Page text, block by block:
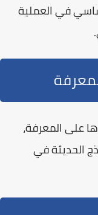
في العملية
على المعرفة،
الحديثة في